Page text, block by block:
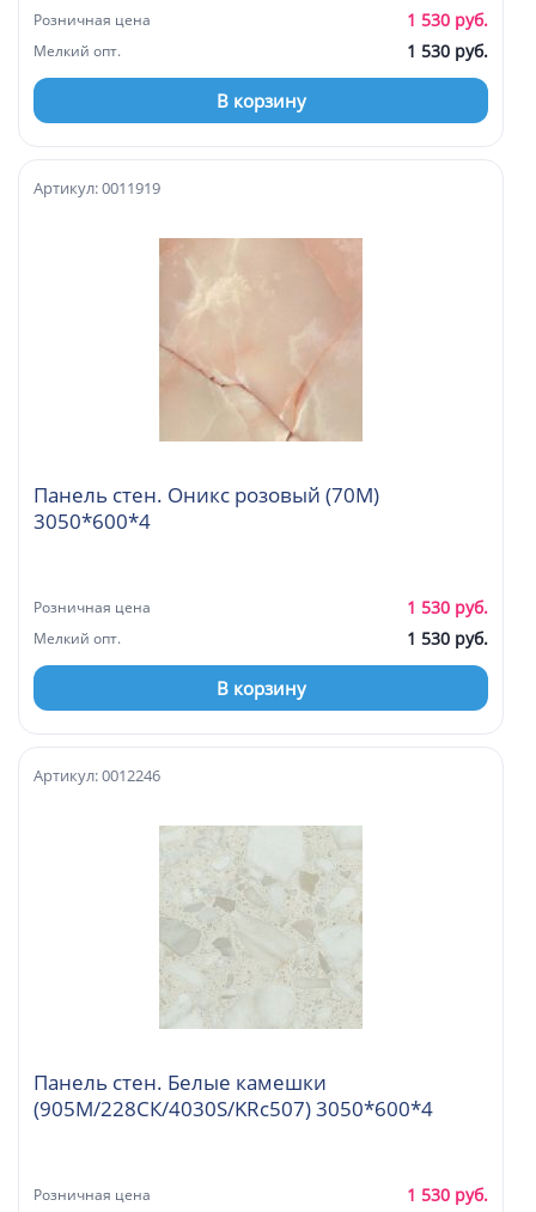
Розничная цена 1 530 руб.
Мелкий опт. 1 530 руб.
В корзину
Панель стен. Оникс розовый (70М)
3050*600*4
Артикул: 0011919
Розничная цена 1 530 руб.
Мелкий опт. 1 530 руб.
В корзину
Панель стен. Белые камешки
(905М/228СК/4030S/KRc507) 3050*600*4
Артикул: 0012246
Розничная цена 1 530 руб.